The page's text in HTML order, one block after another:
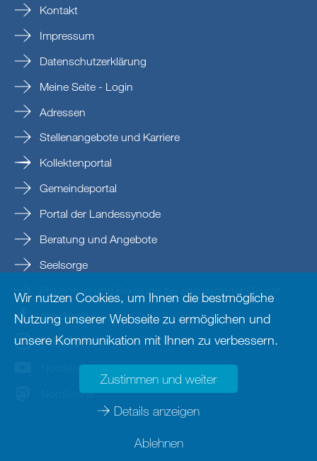
Kontakt
Impressum
Datenschutzerklärung
Meine Seite - Login
Adressen
Stellenangebote und Karriere
Kollektenportal
Gemeindeportal
Portal der Landessynode
Beratung und Angebote
Seelsorge
Prävention und Beratung bei sexualisierter Gewalt
Nordkirche
nordkirche
Nordkirche
Nordkirche
Wir nutzen Cookies, um Ihnen die bestmögliche
Nutzung unserer Webseite zu ermöglichen und
unsere Kommunikation mit Ihnen zu verbessern.
Zustimmen und weiter
Details anzeigen
Ablehnen